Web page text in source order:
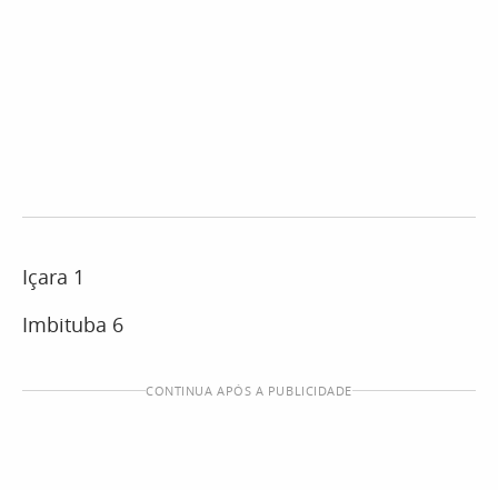
Içara 1
Imbituba 6
CONTINUA APÓS A PUBLICIDADE